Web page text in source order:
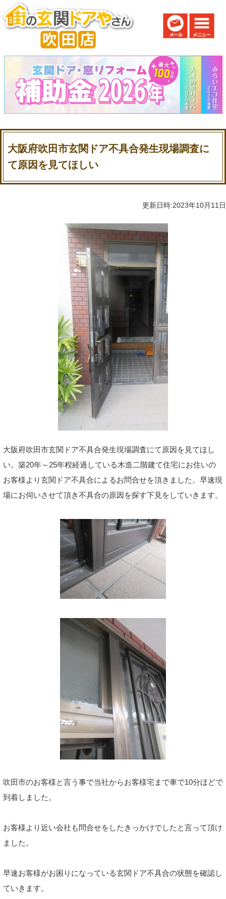
大阪府吹田市玄関ドア不具合発生現場調査に
て原因を見てほしい
更新日時:2023年10月11日
大阪府吹田市玄関ドア不具合発生現場調査にて原因を見てほし
い。築20年～25年程経過している木造二階建て住宅にお住いの
お客様より玄関ドア不具合によるお問合せを頂きました。早速現
場にお伺いさせて頂き不具合の原因を探す下見をしていきます。
吹田市のお客様と言う事で当社からお客様宅まで車で10分ほどで
到着しました。
お客様より近い会社も問合せをしたきっかけでしたと言って頂け
ました。
早速お客様がお困りになっている玄関ドア不具合の状態を確認し
ていきます。